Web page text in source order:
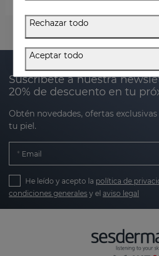
Suscríbete a nuestra
20% de descuento en tu
Obtén novedades, ofertas
tu piel.
Email
He leído y acepto la política de
condiciones generales y el aviso legal
Rechazar todo
Aceptar todo